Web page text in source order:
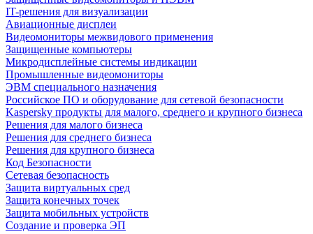
IT-решения для визуализации
Авиационные дисплеи
Видеомониторы межвидового применения
Защищенные компьютеры
Микродисплейные системы индикации
Промышленные видеомониторы
ЭВМ специального назначения
Российское ПО и оборудование для сетевой безопасности
Kaspersky продукты для малого, среднего и крупного бизнеса
Решения для малого бизнеса
Решения для среднего бизнеса
Решения для крупного бизнеса
Код Безопасности
Сетевая безопасность
Защита виртуальных сред
Защита конечных точек
Защита мобильных устройств
Создание и проверка ЭП